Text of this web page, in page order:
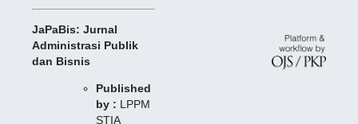
JaPaBis: Jurnal
Administrasi Publik
dan Bisnis
Published
by : LPPM
STIA